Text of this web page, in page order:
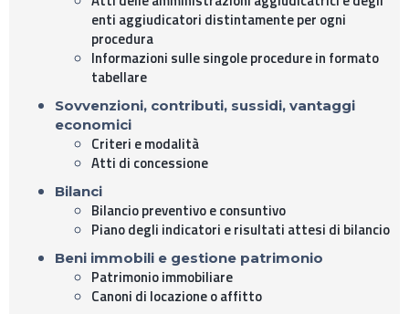
enti aggiudicatori distintamente per ogni
procedura
Informazioni sulle singole procedure in formato
tabellare
Sovvenzioni, contributi, sussidi, vantaggi
economici
Criteri e modalità
Atti di concessione
Bilanci
Bilancio preventivo e consuntivo
Piano degli indicatori e risultati attesi di bilancio
Beni immobili e gestione patrimonio
Patrimonio immobiliare
Canoni di locazione o affitto